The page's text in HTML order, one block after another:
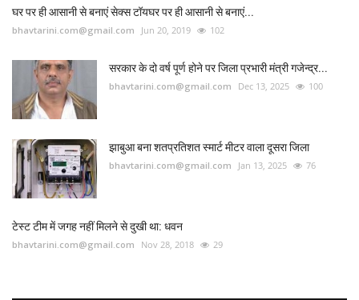
घर पर ही आसानी से बनाएं सेक्स टॉयघर पर ही आसानी से बनाएं...
bhavtarini.com@gmail.com Jun 20, 2019 102
सरकार के दो वर्ष पूर्ण होने पर जिला प्रभारी मंत्री गजेन्द्र...
bhavtarini.com@gmail.com Dec 13, 2025 100
झाबुआ बना शतप्रतिशत स्मार्ट मीटर वाला दूसरा जिला
bhavtarini.com@gmail.com Jan 13, 2025 76
टेस्ट टीम में जगह नहीं मिलने से दुखी था: धवन
bhavtarini.com@gmail.com Nov 28, 2018 29